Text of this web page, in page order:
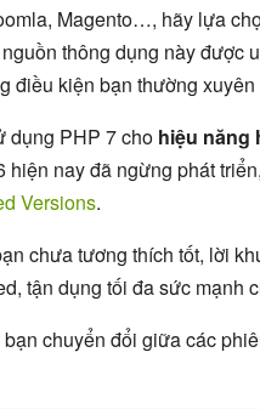
Magento…, hãy lựa
thông dụng này được
điều kiện bạn thường
dụng PHP 7 cho hiệu năng
nay đã ngừng phát
Versions.
chưa tương thích tốt, lời
tận dụng tối đa sức mạnh
chuyển đổi giữa các